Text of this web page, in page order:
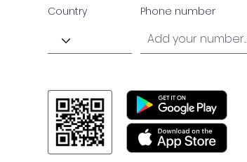
Country Phone number